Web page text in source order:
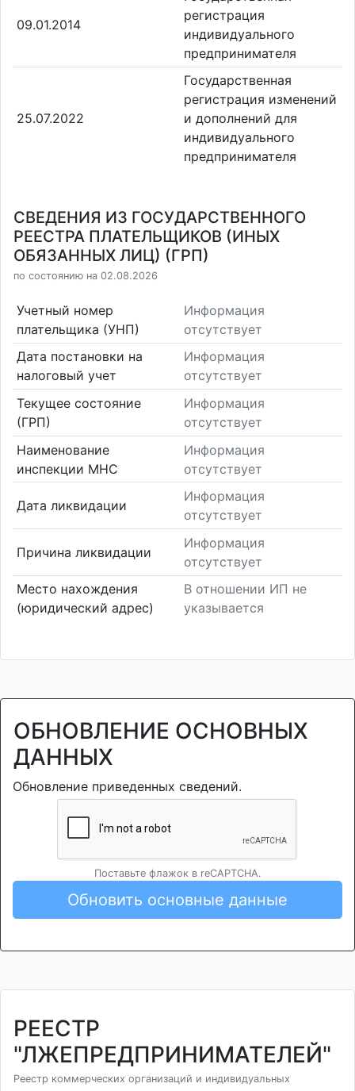
09.01.2014
регистрация
индивидуального
предпринимателя
25.07.2022
Государственная
регистрация изменений
и дополнений для
индивидуального
предпринимателя
СВЕДЕНИЯ ИЗ ГОСУДАРСТВЕННОГО
РЕЕСТРА ПЛАТЕЛЬЩИКОВ (ИНЫХ
ОБЯЗАННЫХ ЛИЦ) (ГРП)
по состоянию на 02.08.2026
Учетный номер
плательщика (УНП)
Информация
отсутствует
Дата постановки на
налоговый учет
Информация
отсутствует
Текущее состояние
(ГРП)
Информация
отсутствует
Наименование
инспекции МНС
Информация
отсутствует
Дата ликвидации
Информация
отсутствует
Причина ликвидации
Информация
отсутствует
Место нахождения
(юридический адрес)
В отношении ИП не
указывается
ОБНОВЛЕНИЕ ОСНОВНЫХ
ДАННЫХ
Обновление приведенных сведений.
Поставьте флажок в reCAPTCHA.
Обновить основные данные
РЕЕСТР
"ЛЖЕПРЕДПРИНИМАТЕЛЕЙ"
Реестр коммерческих организаций и индивидуальных